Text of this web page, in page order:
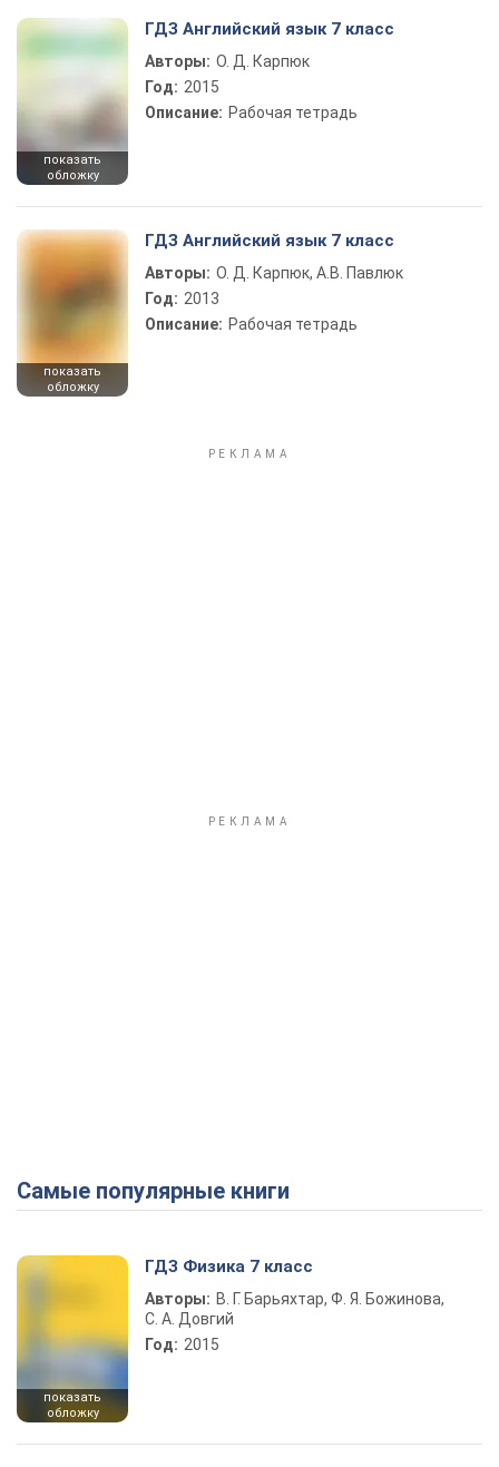
показать
обложку
ГДЗ Английский язык 7 класс
Авторы: О. Д. Карпюк
Год: 2015
Описание: Рабочая тетрадь
показать
обложку
ГДЗ Английский язык 7 класс
Авторы: О. Д. Карпюк, А.В. Павлюк
Год: 2013
Описание: Рабочая тетрадь
Самые популярные книги
показать
обложку
ГДЗ Физика 7 класс
Авторы: В. Г. Барьяхтар, Ф. Я. Божинова,
С. А. Довгий
Год: 2015